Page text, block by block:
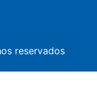
reservados